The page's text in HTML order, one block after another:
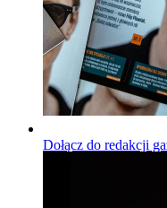
Dołącz do redakcji